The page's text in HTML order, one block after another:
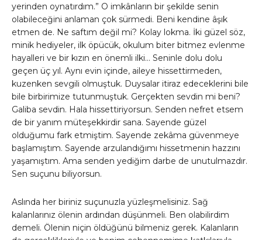
yerinden oynatırdım.” O imkânların bir şekilde senin
olabileceğini anlaman çok sürmedi. Beni kendine âşık
etmen de. Ne saftım değil mi? Kolay lokma. İki güzel söz,
minik hediyeler, ilk öpücük, okulum biter bitmez evlenme
hayalleri ve bir kızın en önemli ilki… Seninle dolu dolu
geçen üç yıl. Aynı evin içinde, aileye hissettirmeden,
kuzenken sevgili olmuştuk. Duysalar itiraz edeceklerini bile
bile birbirimize tutunmuştuk. Gerçekten sevdin mi beni?
Galiba sevdin. Hala hissettiriyorsun. Senden nefret etsem
de bir yanım müteşekkirdir sana. Sayende güzel
olduğumu fark etmiştim. Sayende zekâma güvenmeye
başlamıştım. Sayende arzulandığımı hissetmenin hazzını
yaşamıştım. Ama senden yediğim darbe de unutulmazdır.
Sen suçunu biliyorsun.
Aslında her biriniz suçunuzla yüzleşmelisiniz. Sağ
kalanlarınız ölenin ardından düşünmeli. Ben olabilirdim
demeli. Ölenin niçin öldüğünü bilmeniz gerek. Kalanların